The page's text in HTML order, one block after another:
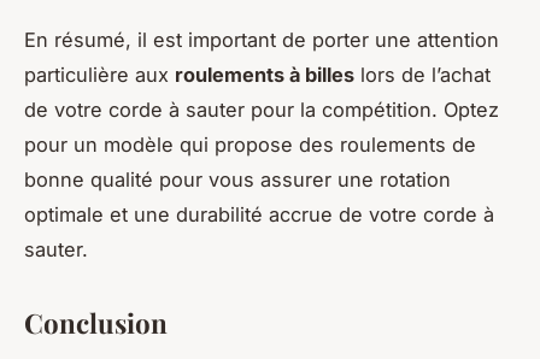
En résumé, il est important de porter une attention
particulière aux roulements à billes lors de l’achat
de votre corde à sauter pour la compétition. Optez
pour un modèle qui propose des roulements de
bonne qualité pour vous assurer une rotation
optimale et une durabilité accrue de votre corde à
sauter.
Conclusion